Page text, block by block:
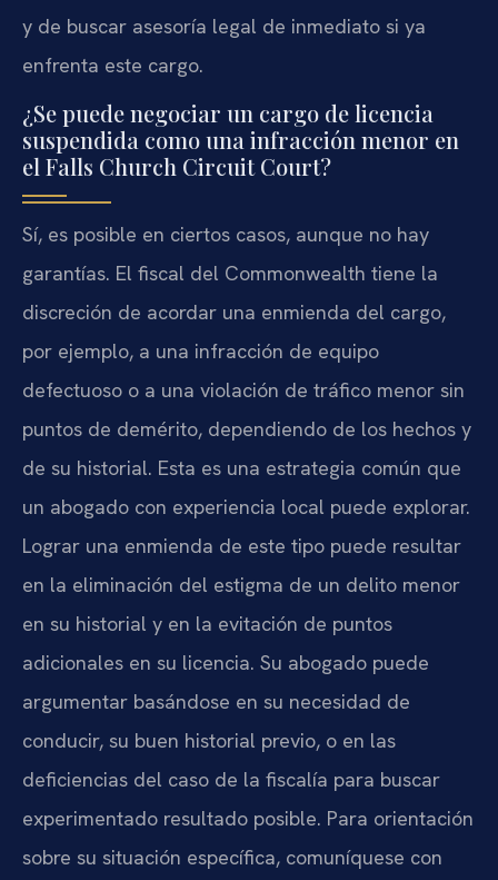
y de buscar asesoría legal de inmediato si ya
enfrenta este cargo.
¿Se puede negociar un cargo de licencia
suspendida como una infracción menor en
el Falls Church Circuit Court?
Sí, es posible en ciertos casos, aunque no hay
garantías. El fiscal del Commonwealth tiene la
discreción de acordar una enmienda del cargo,
por ejemplo, a una infracción de equipo
defectuoso o a una violación de tráfico menor sin
puntos de demérito, dependiendo de los hechos y
de su historial. Esta es una estrategia común que
un abogado con experiencia local puede explorar.
Lograr una enmienda de este tipo puede resultar
en la eliminación del estigma de un delito menor
en su historial y en la evitación de puntos
adicionales en su licencia. Su abogado puede
argumentar basándose en su necesidad de
conducir, su buen historial previo, o en las
deficiencias del caso de la fiscalía para buscar
experimentado resultado posible. Para orientación
sobre su situación específica, comuníquese con